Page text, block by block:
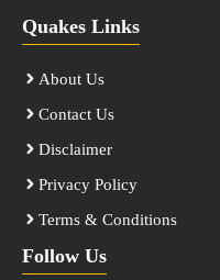
Quakes Links
About Us
Contact Us
Disclaimer
Privacy Policy
Terms & Conditions
Follow Us